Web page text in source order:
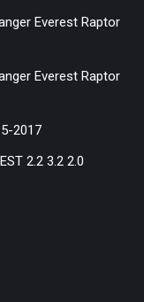
Everest Raptor
Everest Raptor
2017
2.2 3.2 2.0